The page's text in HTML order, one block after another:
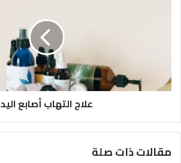
علاج التهاب أصابع اليد
مقالات ذات صلة